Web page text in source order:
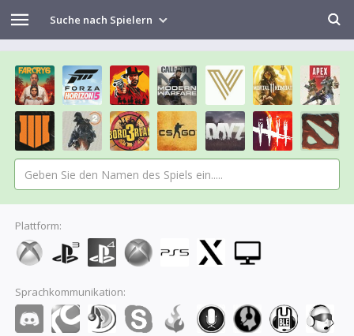
Suche nach Spielern
Plattform:
Sprachkommunikation: